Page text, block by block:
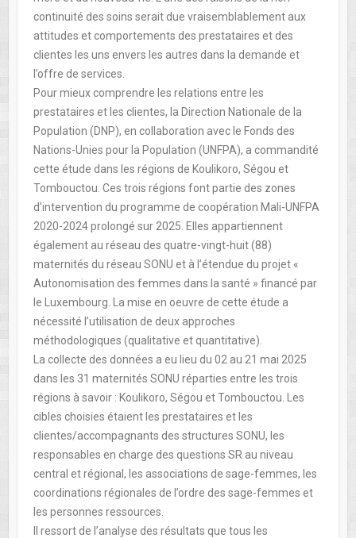
continuité des soins serait due vraisemblablement aux
attitudes et comportements des prestataires et des
clientes les uns envers les autres dans la demande et
l’offre de services.
Pour mieux comprendre les relations entre les
prestataires et les clientes, la Direction Nationale de la
Population (DNP), en collaboration avec le Fonds des
Nations-Unies pour la Population (UNFPA), a commandité
cette étude dans les régions de Koulikoro, Ségou et
Tombouctou. Ces trois régions font partie des zones
d’intervention du programme de coopération Mali-UNFPA
2020-2024 prolongé sur 2025. Elles appartiennent
également au réseau des quatre-vingt-huit (88)
maternités du réseau SONU et à l’étendue du projet «
Autonomisation des femmes dans la santé » financé par
le Luxembourg. La mise en oeuvre de cette étude a
nécessité l’utilisation de deux approches
méthodologiques (qualitative et quantitative).
La collecte des données a eu lieu du 02 au 21 mai 2025
dans les 31 maternités SONU réparties entre les trois
régions à savoir : Koulikoro, Ségou et Tombouctou. Les
cibles choisies étaient les prestataires et les
clientes/accompagnants des structures SONU, les
responsables en charge des questions SR au niveau
central et régional, les associations de sage-femmes, les
coordinations régionales de l’ordre des sage-femmes et
les personnes ressources.
Il ressort de l’analyse des résultats que tous les